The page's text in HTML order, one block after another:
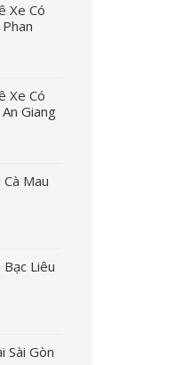
Xe Có
Xe Có
Giang
Mau
Liêu
Sài Gòn